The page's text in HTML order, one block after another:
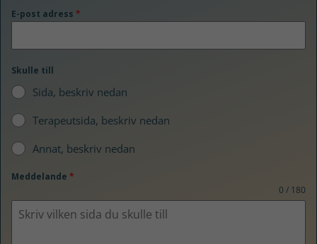
E-post adress *
Skulle till
Sida, beskriv nedan
Terapeutsida, beskriv nedan
Annat, beskriv nedan
Meddelande *
0 / 180